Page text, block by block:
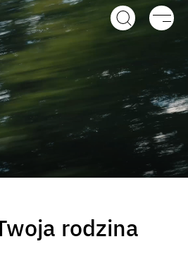
rodzina